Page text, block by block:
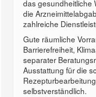
das gesundheitliche
die
zahlreiche
Gute räumliche
Barrierefreiheit,
separater
Ausstattung für die
selbstverständlich.